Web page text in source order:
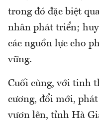
trong đó đặc biệt
nhân phát triển; huy
các nguồn lực cho
vững.
Cuối cùng, với tinh
cương, đổi mới,
vươn lên, tỉnh Hà